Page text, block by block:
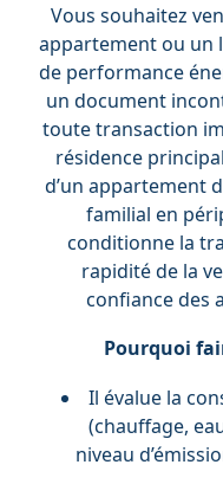
Vous souhaitez
appartement ou un
de performance
un document
toute transaction
résidence
d’un appartement
familial en
conditionne la
rapidité de la
confiance des
Pourquoi
Il évalue la
(chauffage,
niveau